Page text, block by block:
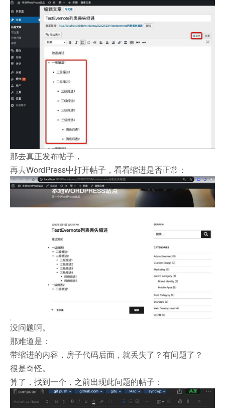
那去真正发布帖子，
再去WordPress中打开帖子，看看缩进是否正常：
没问题啊。
那难道是：
带缩进的内容，房子代码后面，就丢失了？有问题了？
很是奇怪。
算了，找到一个，之前出现此问题的帖子：